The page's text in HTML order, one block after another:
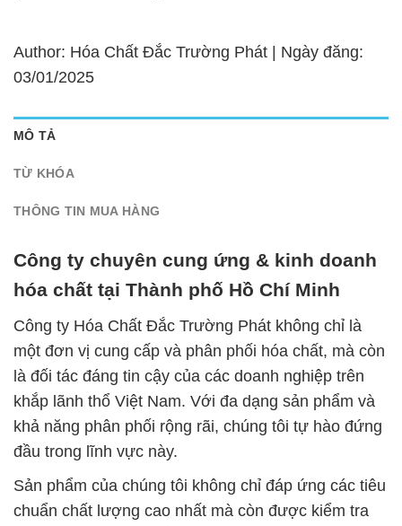
Author: Hóa Chất Đắc Trường Phát | Ngày đăng:
03/01/2025
MÔ TẢ
TỪ KHÓA
THÔNG TIN MUA HÀNG
Công ty chuyên cung ứng & kinh doanh
hóa chất tại Thành phố Hồ Chí Minh
Công ty Hóa Chất Đắc Trường Phát không chỉ là
một đơn vị cung cấp và phân phối hóa chất, mà còn
là đối tác đáng tin cậy của các doanh nghiệp trên
khắp lãnh thổ Việt Nam. Với đa dạng sản phẩm và
khả năng phân phối rộng rãi, chúng tôi tự hào đứng
đầu trong lĩnh vực này.
Sản phẩm của chúng tôi không chỉ đáp ứng các tiêu
chuẩn chất lượng cao nhất mà còn được kiểm tra